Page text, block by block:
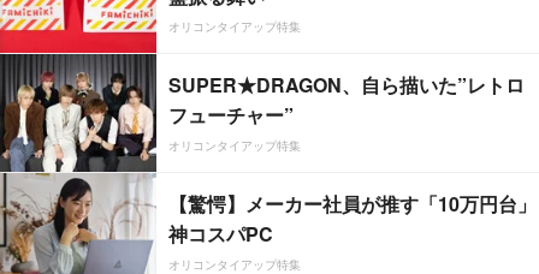
オリコンタイアップ特集
SUPER★DRAGON、自ら描いた”レトロ
フューチャー”
オリコンタイアップ特集
【驚愕】メーカー社員が推す「10万円台」
神コスパPC
オリコンタイアップ特集